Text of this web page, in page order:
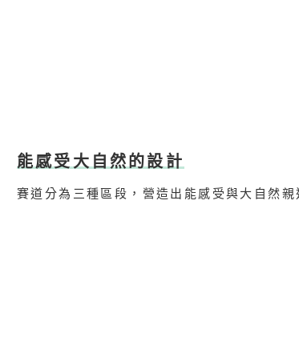
能感受大自然的設計
賽道分為三種區段，營造出能感受與大自然親